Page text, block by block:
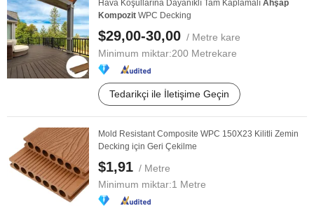
Hava Koşullarına Dayanıklı Tam Kaplamalı Ahşap
Kompozit WPC Decking
$29,00-30,00 / Metre kare
Minimum miktar:200 Metrekare
Tedarikçi ile İletişime Geçin
Mold Resistant Composite WPC 150X23 Kilitli Zemin
Decking için Geri Çekilme
$1,91 / Metre
Minimum miktar:1 Metre